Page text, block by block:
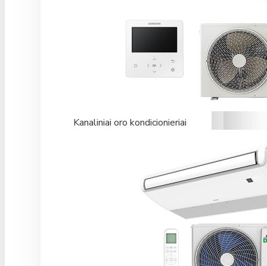
Kanaliniai oro kondicionieriai